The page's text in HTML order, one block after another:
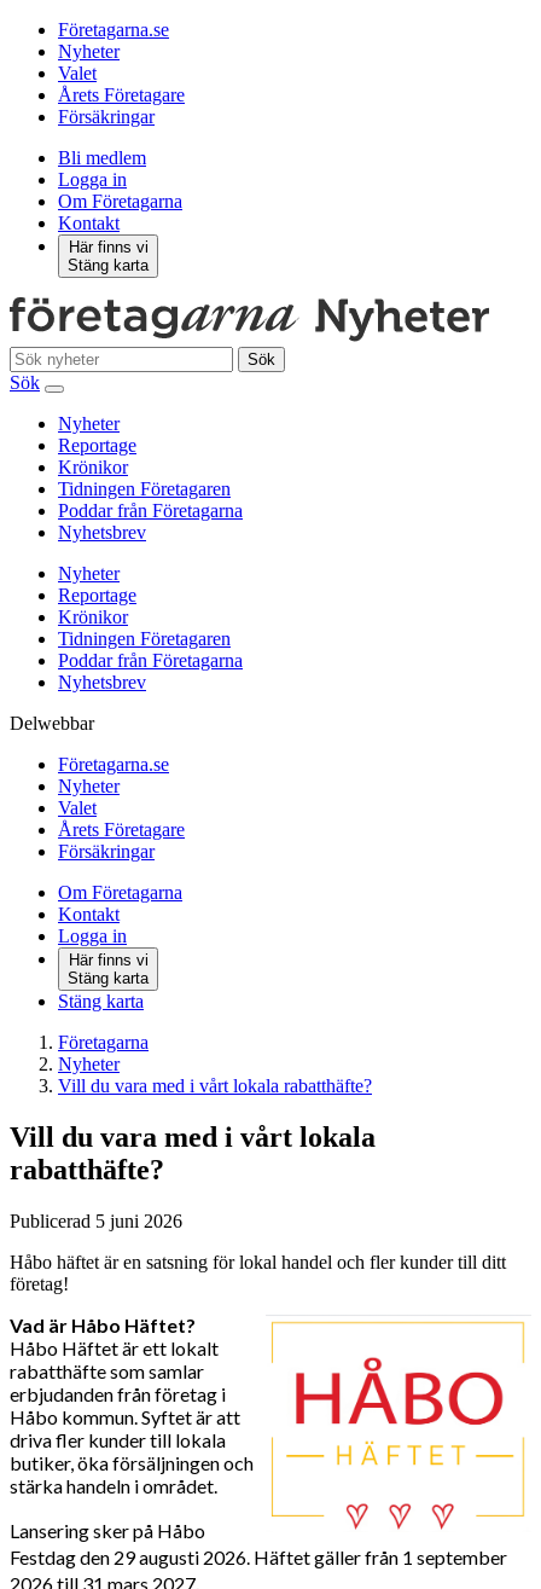
Företagarna.se
Nyheter
Valet
Årets Företagare
Försäkringar
Bli medlem
Logga in
Om Företagarna
Kontakt
Här finns vi
Stäng karta
Sök
Sök
Nyheter
Reportage
Krönikor
Tidningen Företagaren
Poddar från Företagarna
Nyhetsbrev
Nyheter
Reportage
Krönikor
Tidningen Företagaren
Poddar från Företagarna
Nyhetsbrev
Delwebbar
Företagarna.se
Nyheter
Valet
Årets Företagare
Försäkringar
Om Företagarna
Kontakt
Logga in
Här finns vi
Stäng karta
Stäng karta
Företagarna
Nyheter
Vill du vara med i vårt lokala rabatthäfte?
Vill du vara med i vårt lokala
rabatthäfte?
Publicerad 5 juni 2026
Håbo häftet är en satsning för lokal handel och fler kunder till ditt
företag!
Vad är Håbo Häftet?
Håbo Häftet är ett lokalt
rabatthäfte som samlar
erbjudanden från företag i
Håbo kommun. Syftet är att
driva fler kunder till lokala
butiker, öka försäljningen och
stärka handeln i området.
Lansering sker på Håbo
Festdag den 29 augusti 2026. Häftet gäller från 1 september
2026 till 31 mars 2027.